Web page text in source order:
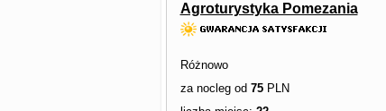
Agroturystyka Pomezania
Różnowo
za nocleg od 75PLN